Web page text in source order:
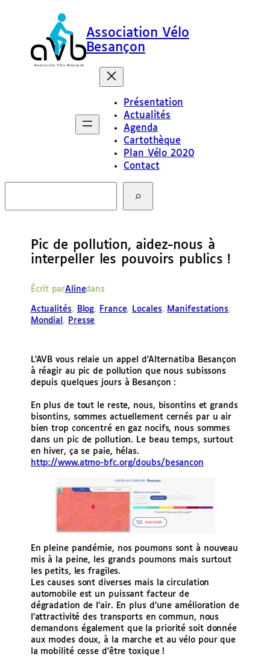
Association Vélo
Besançon
Présentation
Actualités
Agenda
Cartothèque
Plan Vélo 2020
Contact
c
Pic de pollution, aidez-nous à
interpeller les pouvoirs publics !
Écrit parAlinedans
Actualités, Blog, France, Locales, Manifestations
Mondial , Presse
L’AVB vous relaie un appel d’Alternatiba Besançon
à réagir au pic de pollution que nous subissons
depuis quelques jours à Besançon :
En plus de tout le reste, nous, bisontins et grands
bisontins, sommes actuellement cernés par u air
bien trop concentré en gaz nocifs, nous sommes
dans un pic de pollution. Le beau temps, surtout
en hiver, ça se paie, hélas.
http://www.atmo-bfc.org/doubs/besancon
En pleine pandémie, nos poumons sont à nouveau
mis à la peine, les grands poumons mais surtout
les petits, les fragiles.
Les causes sont diverses mais la circulation
automobile est un puissant facteur de
dégradation de l’air. En plus d’une amélioration de
l’attractivité des transports en commun, nous
demandons également que la priorité soit donnée
aux modes doux, à la marche et au vélo pour que
la mobilité cesse d’être toxique !